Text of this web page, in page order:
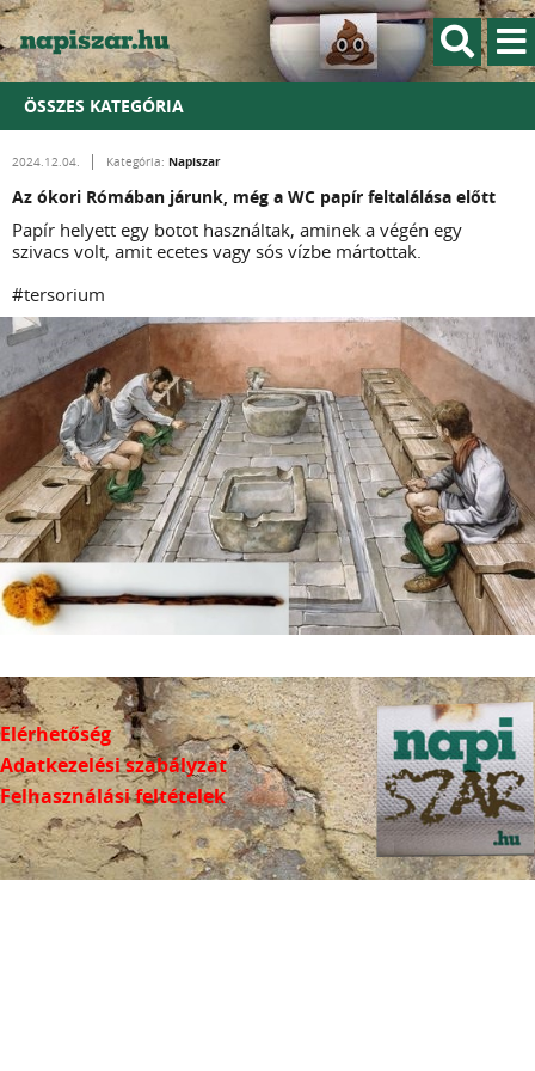
ÖSSZES KATEGÓRIA
2024.12.04. Kategória: Napiszar
Az ókori Rómában járunk, még a WC papír feltalálása előtt
Papír helyett egy botot használtak, aminek a végén egy
szivacs volt, amit ecetes vagy sós vízbe mártottak.
#tersorium
Elérhetőség
Adatkezelési szabályzat
Felhasználási feltételek